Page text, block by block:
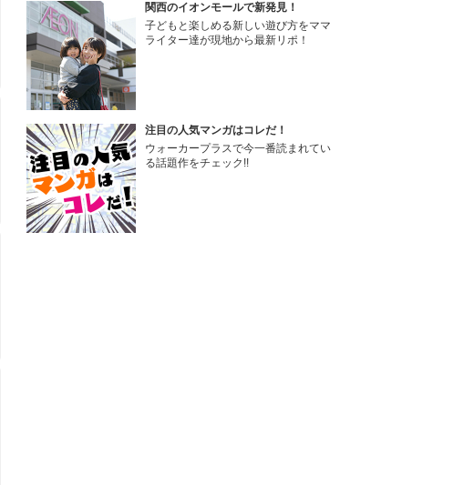
関西のイオンモールで新発見！
子どもと楽しめる新しい遊び方をママ
ライター達が現地から最新リポ！
注目の人気マンガはコレだ！
ウォーカープラスで今一番読まれてい
る話題作をチェック!!